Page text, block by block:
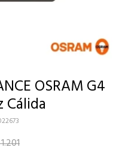
OSRAM G4
Cálida
1.201